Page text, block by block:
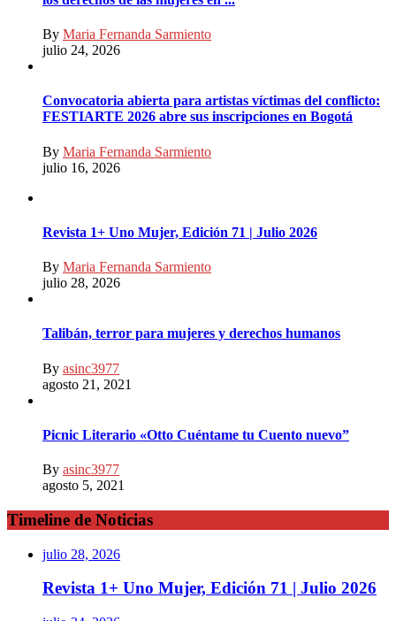
By Maria Fernanda Sarmiento
julio 24, 2026
Convocatoria abierta para artistas víctimas del conflicto:
FESTIARTE 2026 abre sus inscripciones en Bogotá
By Maria Fernanda Sarmiento
julio 16, 2026
Revista 1+ Uno Mujer, Edición 71 | Julio 2026
By Maria Fernanda Sarmiento
julio 28, 2026
Talibán, terror para mujeres y derechos humanos
By asinc3977
agosto 21, 2021
Picnic Literario «Otto Cuéntame tu Cuento nuevo”
By asinc3977
agosto 5, 2021
Timeline de Noticias
julio 28, 2026
Revista 1+ Uno Mujer, Edición 71 | Julio 2026